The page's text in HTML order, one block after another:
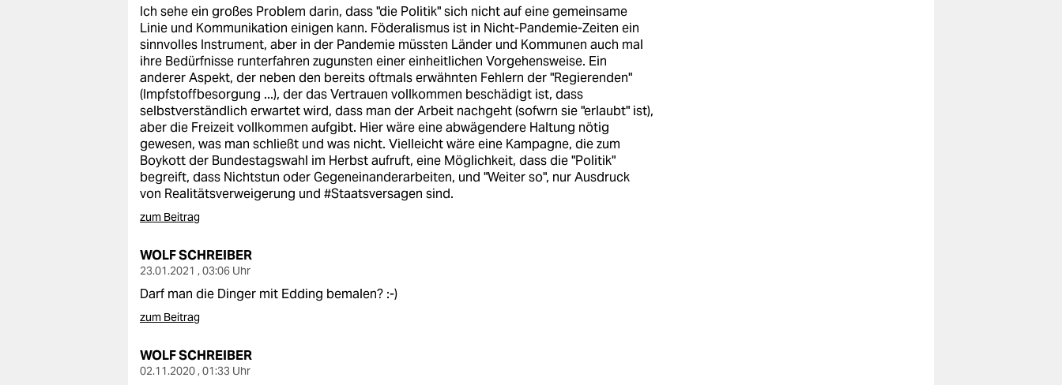
wahrheit
verlag
verlag
veranstaltungen
shop
fragen & hilfe
unterstützen
genossenschaft
epaper login
Ich sehe ein großes Problem darin, dass "die Politik" sich nicht auf eine gemeinsame
Linie und Kommunikation einigen kann. Föderalismus ist in Nicht-Pandemie-Zeiten ein
sinnvolles Instrument, aber in der Pandemie müssten Länder und Kommunen auch mal
ihre Bedürfnisse runterfahren zugunsten einer einheitlichen Vorgehensweise. Ein
anderer Aspekt, der neben den bereits oftmals erwähnten Fehlern der "Regierenden"
(Impfstoffbesorgung ...), der das Vertrauen vollkommen beschädigt ist, dass
selbstverständlich erwartet wird, dass man der Arbeit nachgeht (sofwrn sie "erlaubt" ist),
aber die Freizeit vollkommen aufgibt. Hier wäre eine abwägendere Haltung nötig
gewesen, was man schließt und was nicht. Vielleicht wäre eine Kampagne, die zum
Boykott der Bundestagswahl im Herbst aufruft, eine Möglichkeit, dass die "Politik"
begreift, dass Nichtstun oder Gegeneinanderarbeiten, und "Weiter so", nur Ausdruck
von Realitätsverweigerung und #Staatsversagen sind.
zum Beitrag
WOLF SCHREIBER
23.01.2021 , 03:06 Uhr
Darf man die Dinger mit Edding bemalen? :-)
zum Beitrag
WOLF SCHREIBER
02.11.2020 , 01:33 Uhr